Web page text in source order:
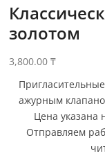
золотом
3,800.00₸
ажурным
Цена указана
Отправляем